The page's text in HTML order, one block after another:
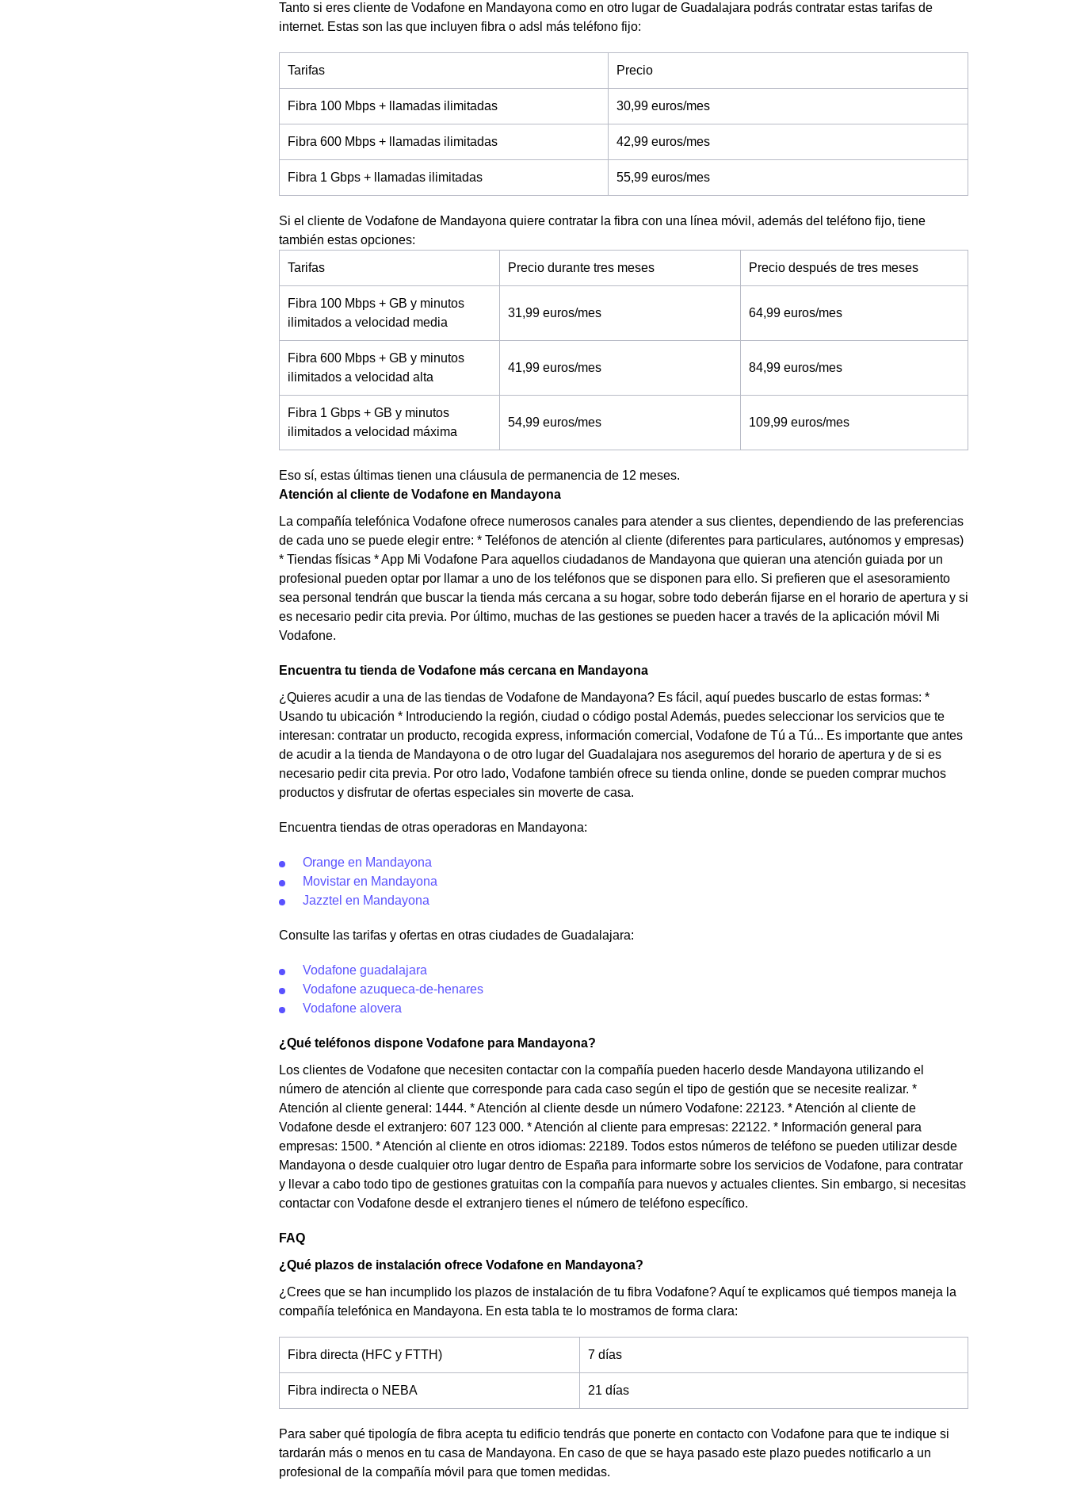
Tanto si eres cliente de Vodafone en Mandayona como en otro lugar de Guadalajara podrás contratar estas tarifas de
internet. Estas son las que incluyen fibra o adsl más teléfono fijo:
Tarifas Precio
Fibra 100 Mbps + llamadas ilimitadas 30,99 euros/mes
Fibra 600 Mbps + llamadas ilimitadas 42,99 euros/mes
Fibra 1 Gbps + llamadas ilimitadas 55,99 euros/mes
Si el cliente de Vodafone de Mandayona quiere contratar la fibra con una línea móvil, además del teléfono fijo, tiene
también estas opciones:
Tarifas Precio durante tres meses Precio después de tres meses
Fibra 100 Mbps + GB y minutos
ilimitados a velocidad media
31,99 euros/mes 64,99 euros/mes
Fibra 600 Mbps + GB y minutos
ilimitados a velocidad alta
41,99 euros/mes 84,99 euros/mes
Fibra 1 Gbps + GB y minutos
ilimitados a velocidad máxima
54,99 euros/mes 109,99 euros/mes
Eso sí, estas últimas tienen una cláusula de permanencia de 12 meses.
Atención al cliente de Vodafone en Mandayona
La compañía telefónica Vodafone ofrece numerosos canales para atender a sus clientes, dependiendo de las preferencias
de cada uno se puede elegir entre: * Teléfonos de atención al cliente (diferentes para particulares, autónomos y empresas)
* Tiendas físicas * App Mi Vodafone Para aquellos ciudadanos de Mandayona que quieran una atención guiada por un
profesional pueden optar por llamar a uno de los teléfonos que se disponen para ello. Si prefieren que el asesoramiento
sea personal tendrán que buscar la tienda más cercana a su hogar, sobre todo deberán fijarse en el horario de apertura y si
es necesario pedir cita previa. Por último, muchas de las gestiones se pueden hacer a través de la aplicación móvil Mi
Vodafone.
Encuentra tu tienda de Vodafone más cercana en Mandayona
¿Quieres acudir a una de las tiendas de Vodafone de Mandayona? Es fácil, aquí puedes buscarlo de estas formas: *
Usando tu ubicación * Introduciendo la región, ciudad o código postal Además, puedes seleccionar los servicios que te
interesan: contratar un producto, recogida express, información comercial, Vodafone de Tú a Tú... Es importante que antes
de acudir a la tienda de Mandayona o de otro lugar del Guadalajara nos aseguremos del horario de apertura y de si es
necesario pedir cita previa. Por otro lado, Vodafone también ofrece su tienda online, donde se pueden comprar muchos
productos y disfrutar de ofertas especiales sin moverte de casa.
Encuentra tiendas de otras operadoras en Mandayona:
Orange en Mandayona
Movistar en Mandayona
Jazztel en Mandayona
Consulte las tarifas y ofertas en otras ciudades de Guadalajara:
Vodafone guadalajara
Vodafone azuqueca-de-henares
Vodafone alovera
¿Qué teléfonos dispone Vodafone para Mandayona?
Los clientes de Vodafone que necesiten contactar con la compañía pueden hacerlo desde Mandayona utilizando el
número de atención al cliente que corresponde para cada caso según el tipo de gestión que se necesite realizar. *
Atención al cliente general: 1444. * Atención al cliente desde un número Vodafone: 22123. * Atención al cliente de
Vodafone desde el extranjero: 607 123 000. * Atención al cliente para empresas: 22122. * Información general para
empresas: 1500. * Atención al cliente en otros idiomas: 22189. Todos estos números de teléfono se pueden utilizar desde
Mandayona o desde cualquier otro lugar dentro de España para informarte sobre los servicios de Vodafone, para contratar
y llevar a cabo todo tipo de gestiones gratuitas con la compañía para nuevos y actuales clientes. Sin embargo, si necesitas
contactar con Vodafone desde el extranjero tienes el número de teléfono específico.
FAQ
¿Qué plazos de instalación ofrece Vodafone en Mandayona?
¿Crees que se han incumplido los plazos de instalación de tu fibra Vodafone? Aquí te explicamos qué tiempos maneja la
compañía telefónica en Mandayona. En esta tabla te lo mostramos de forma clara:
Fibra directa (HFC y FTTH) 7 días
Fibra indirecta o NEBA 21 días
Para saber qué tipología de fibra acepta tu edificio tendrás que ponerte en contacto con Vodafone para que te indique si
tardarán más o menos en tu casa de Mandayona. En caso de que se haya pasado este plazo puedes notificarlo a un
profesional de la compañía móvil para que tomen medidas.